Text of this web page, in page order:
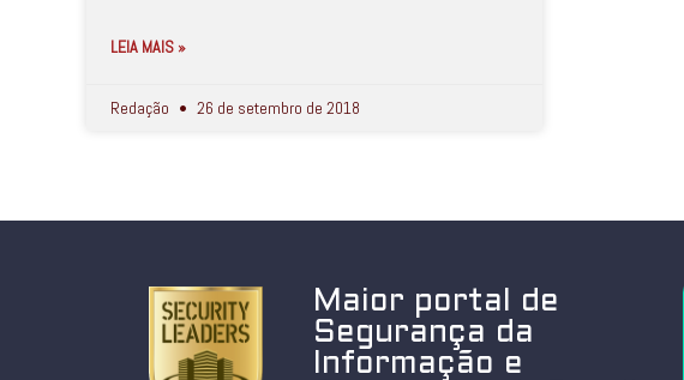
LEIA MAIS »
Redação 26 de setembro de 2018
Maior portal de
Segurança da
Informação e